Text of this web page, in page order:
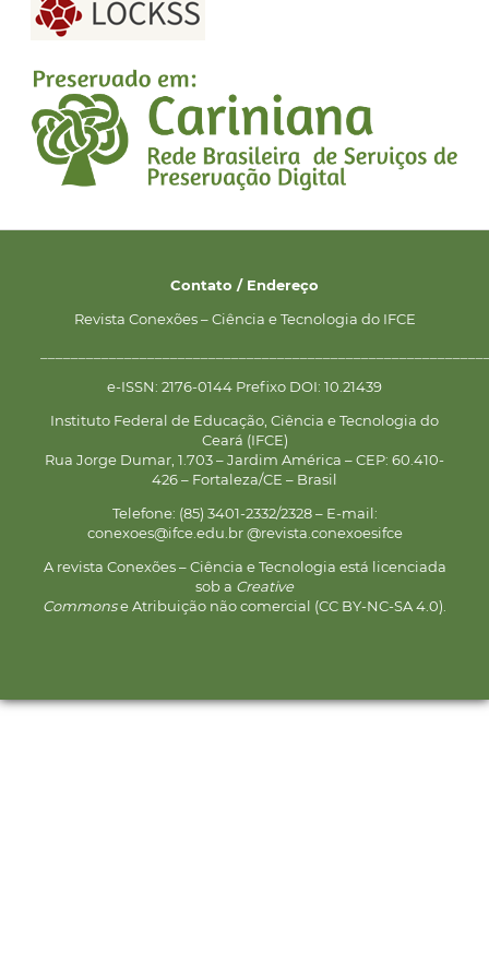
Contato / Endereço
Revista Conexões – Ciência e Tecnologia do IFCE
e-ISSN: 2176-0144 Prefixo DOI: 10.21439
Instituto Federal de Educação, Ciência e Tecnologia do
Ceará (IFCE)
Rua Jorge Dumar, 1.703 – Jardim América – CEP: 60.410-
426 – Fortaleza/CE – Brasil
Telefone: (85) 3401-2332/2328 – E-mail:
conexoes@ifce.edu.br @revista.conexoesifce
A revista Conexões – Ciência e Tecnologia está licenciada
sob a Creative
Commonse Atribuição não comercial (CC BY-NC-SA 4.0).